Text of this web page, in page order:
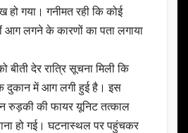
हो गया। गनीमत रही कि कोई
आग लगने के कारणों का पता लगाया
देर रात्रि सूचना मिली कि
दुकान में आग लगी हुई है। इस
रुड़की की फायर यूनिट तत्काल
हो गई। घटनास्थल पर पहुंचकर